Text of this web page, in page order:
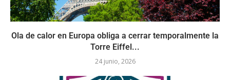
Ola de calor en Europa obliga a cerrar temporalmente la
Torre Eiffel...
24 junio, 2026